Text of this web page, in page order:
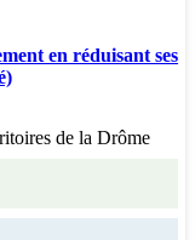
en réduisant ses
de la Drôme